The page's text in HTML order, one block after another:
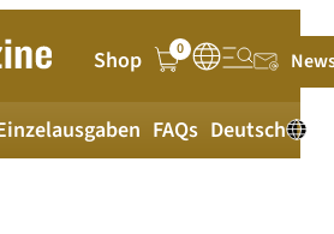
Shop 0
FAQs Deutsch